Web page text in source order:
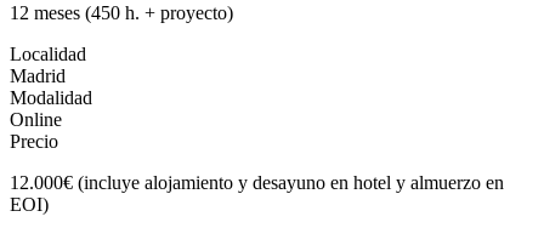
12 meses (450 h. + proyecto)
Localidad
Madrid
Modalidad
Online
Precio
12.000€ (incluye alojamiento y desayuno en hotel y almuerzo en
EOI)